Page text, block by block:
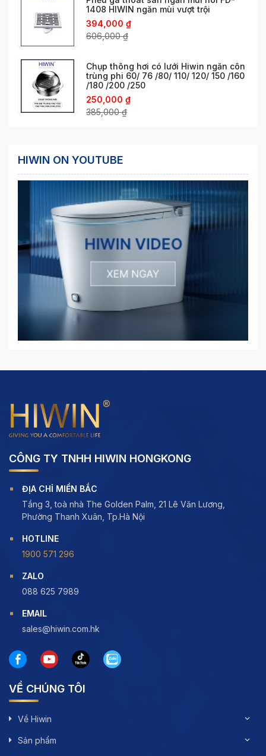
1408 HIWIN ngăn mùi vượt trội
394,000 ₫
606,000₫
Chụp thông hơi có lưới Hiwin ngăn côn
trùng phi 60/ 76 /80/ 110/ 120/ 150 /160
/180 /200 /250
250,000 ₫
385,000₫
HIWIN ON YOUTUBE
CÔNG TY TNHH HIWIN HONGKONG
ĐỊA CHỈ MIỀN BẮC
Tầng 3, toà nhà The Golden Palm, 21 Lê Văn Lương,
Phường Thanh Xuân, Tp.Hà Nội
HOTLINE
1900 571 296
ZALO
088 625 7989
EMAIL
sales@hiwin.com.hk
VỀ CHÚNG TÔI
Về Hiwin
Sản phẩm